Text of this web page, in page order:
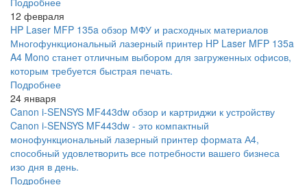
12 февраля
HP Laser MFP 135a обзор МФУ и расходных материалов
Многофункциональный лазерный принтер HP Laser MFP 135a
A4 Mono станет отличным выбором для загруженных офисов,
которым требуется быстрая печать.
Подробнее
24 января
Canon i-SENSYS MF443dw обзор и картриджи к устройству
Canon i-SENSYS MF443dw - это компактный
монофункциональный лазерный принтер формата А4,
способный удовлетворить все потребности вашего бизнеса
изо дня в день.
Подробнее